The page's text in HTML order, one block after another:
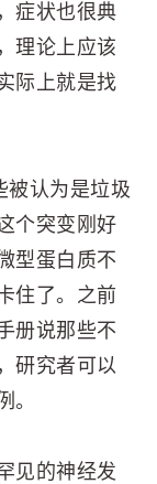
症状也很典
理论上应该
际上就是找
被认为是垃圾
个突变刚好
型蛋白质不
住了。之前
册说那些不
研究者可以
。
见的神经发